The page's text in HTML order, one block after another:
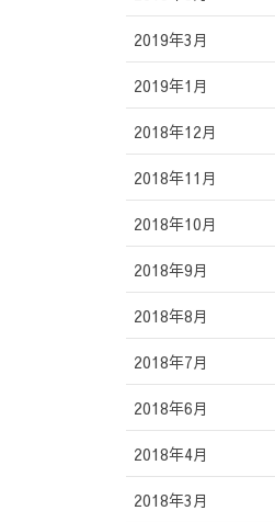
2019年3月
2019年1月
2018年12月
2018年11月
2018年10月
2018年9月
2018年8月
2018年7月
2018年6月
2018年4月
2018年3月